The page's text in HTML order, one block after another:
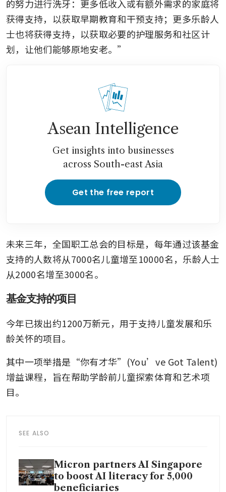
的努力进行洗牙：更多低收入或有额外需求的家庭将
获得支持，以获取早期教育和干预支持；更多乐龄人
士也将获得支持，以获取必要的护理服务和社区计
划，让他们能够原地安老。”
Asean Intelligence
Get insights into businesses
across South-east Asia
Get the free report
未来三年，全国职工总会的目标是，每年通过该基金
支持的人数将从7000名儿童增至10000名，乐龄人士
从2000名增至3000名。
基金支持的项目
今年已拨出约1200万新元，用于支持儿童发展和乐
龄关怀的项目。
其中一项举措是“你有才华”(You’ve Got Talent)
增益课程，旨在帮助学龄前儿童探索体育和艺术项
目。
SEE ALSO
Micron partners AI Singapore
to boost AI literacy for 5,000
beneficiaries